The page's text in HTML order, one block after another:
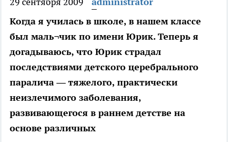
Когда я училась в школе, в нашем классе
был маль¬чик по имени Юрик. Теперь я
догадываюсь, что Юрик страдал
последствиями детского церебрального
паралича — тяжелого, практически
неизлечимого заболевания,
развивающегося в раннем детстве на
основе различных